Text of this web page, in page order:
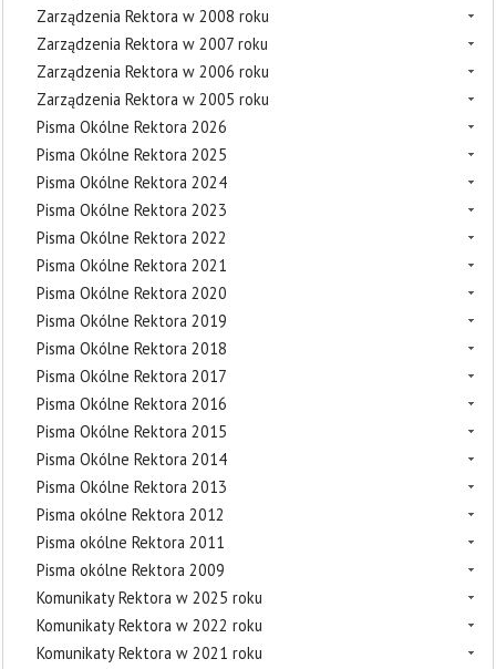
Zarządzenia Rektora w 2008 roku
Zarządzenia Rektora w 2007 roku
Zarządzenia Rektora w 2006 roku
Zarządzenia Rektora w 2005 roku
Pisma Okólne Rektora 2026
Pisma Okólne Rektora 2025
Pisma Okólne Rektora 2024
Pisma Okólne Rektora 2023
Pisma Okólne Rektora 2022
Pisma Okólne Rektora 2021
Pisma Okólne Rektora 2020
Pisma Okólne Rektora 2019
Pisma Okólne Rektora 2018
Pisma Okólne Rektora 2017
Pisma Okólne Rektora 2016
Pisma Okólne Rektora 2015
Pisma Okólne Rektora 2014
Pisma Okólne Rektora 2013
Pisma okólne Rektora 2012
Pisma okólne Rektora 2011
Pisma okólne Rektora 2009
Komunikaty Rektora w 2025 roku
Komunikaty Rektora w 2022 roku
Komunikaty Rektora w 2021 roku